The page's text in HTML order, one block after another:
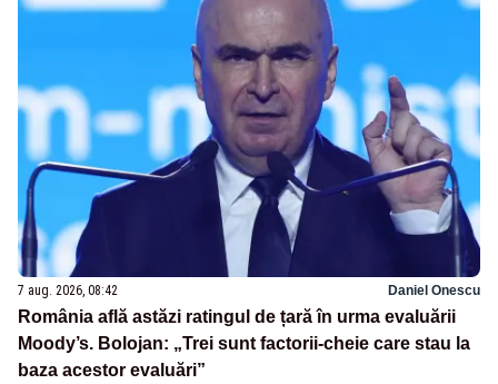
7 aug. 2026, 08:42 Daniel Onescu
România află astăzi ratingul de țară în urma evaluării
Moody’s. Bolojan: „Trei sunt factorii-cheie care stau la
baza acestor evaluări”